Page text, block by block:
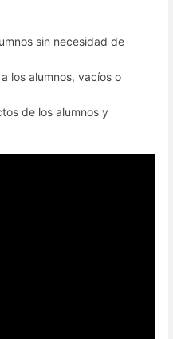
sin necesidad de
los alumnos, vacíos o
de los alumnos y